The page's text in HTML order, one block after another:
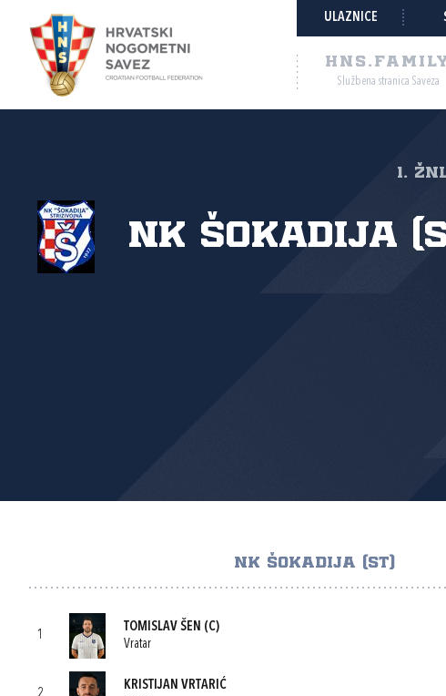
ULAZNICE
Službena stranica Saveza
1.
NK Šokadija
NK ŠOKADIJA (ST)
1
TOMISLAV ŠEN (C)
Vratar
KRISTIJAN VRTARIĆ